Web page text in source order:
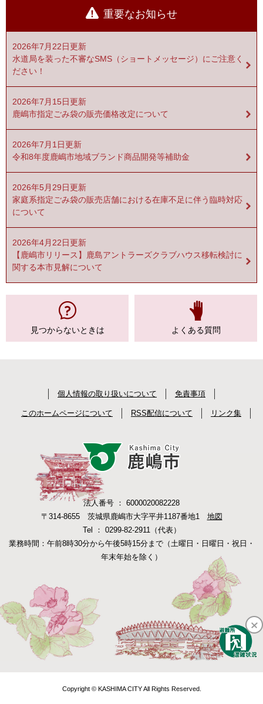
重要なお知らせ
2026年7月22日更新
水道局を装った不審なSMS（ショートメッセージ）にご注意く
ださい！
2026年7月15日更新
鹿嶋市指定ごみ袋の販売価格改定について
2026年7月1日更新
令和8年度鹿嶋市地域ブランド商品開発等補助金
2026年5月29日更新
家庭系指定ごみ袋の販売店舗における在庫不足に伴う臨時対応
について
2026年4月22日更新
【鹿嶋市リリース】鹿島アントラーズクラブハウス移転検討に
関する本市見解について
見つからないときは よくある質問
個人情報の取り扱いについて 免責事項
このホームページについて RSS配信について リンク集
法人番号 ： 6000020082228
〒314-8655 茨城県鹿嶋市大字平井1187番地1 地図
Tel ： 0299-82-2911（代表）
業務時間：午前8時30分から午後5時15分まで（土曜日・日曜日・祝日・
年末年始を除く）
Copyright © KASHIMA CITY All Rights Reserved.